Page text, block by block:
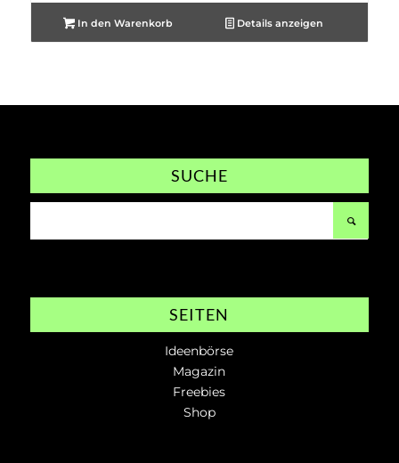
In den Warenkorb Details anzeigen
SUCHE
SEITEN
Ideenbörse
Magazin
Freebies
Shop